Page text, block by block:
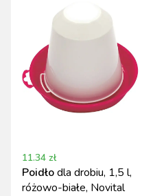
11.34 zł
Poidłodla drobiu, 1,5 l,
różowo-białe, Novital